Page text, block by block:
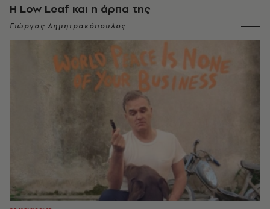
Η Low Leaf και η άρπα της
Γιώργος Δημητρακόπουλος